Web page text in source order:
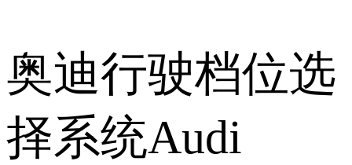
奥迪行驶档位选
择系统Audi